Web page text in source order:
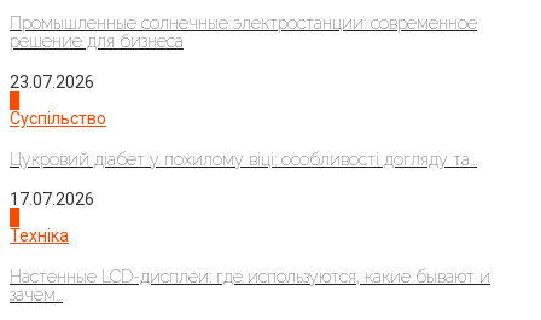
Промышленные солнечные электростанции: современное
решение для бизнеса
23.07.2026
Суспільство
Цукровий діабет у похилому віці: особливості догляду та...
17.07.2026
Техніка
Настенные LCD-дисплеи: где используются, какие бывают и
зачем...